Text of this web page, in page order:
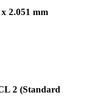
2.051 mm
2 (Standard